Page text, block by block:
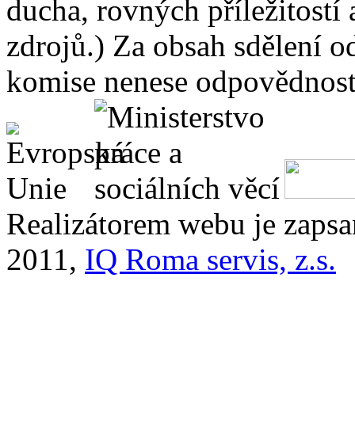
ducha, rovných příležitostí
zdrojů.) Za obsah sdělení
komise nenese
Realizátorem webu je
2011, IQ Roma servis, z.s.